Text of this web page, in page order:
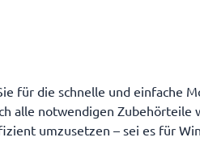
für die schnelle und einfache
alle notwendigen
umzusetzen – sei es für